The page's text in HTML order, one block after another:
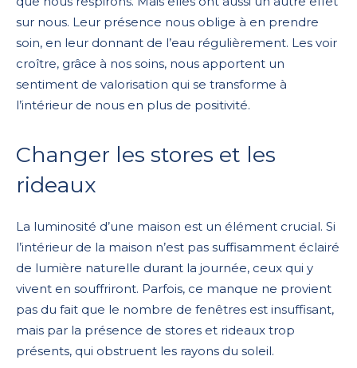
sur nous. Leur présence nous oblige à en prendre
soin, en leur donnant de l’eau régulièrement. Les voir
croître, grâce à nos soins, nous apportent un
sentiment de valorisation qui se transforme à
l’intérieur de nous en plus de positivité.
Changer les stores et les
rideaux
La luminosité d’une maison est un élément crucial. Si
l’intérieur de la maison n’est pas suffisamment éclairé
de lumière naturelle durant la journée, ceux qui y
vivent en souffriront. Parfois, ce manque ne provient
pas du fait que le nombre de fenêtres est insuffisant,
mais par la présence de stores et rideaux trop
présents, qui obstruent les rayons du soleil.